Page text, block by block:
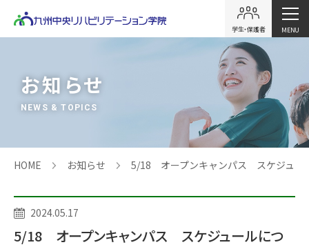
学生・保護者 MENU
お知らせ
NEWS & TOPICS
HOME お知らせ 5/18 オープンキャンパス スケジュー
2024.05.17
5/18 オープンキャンパス スケジュールにつ